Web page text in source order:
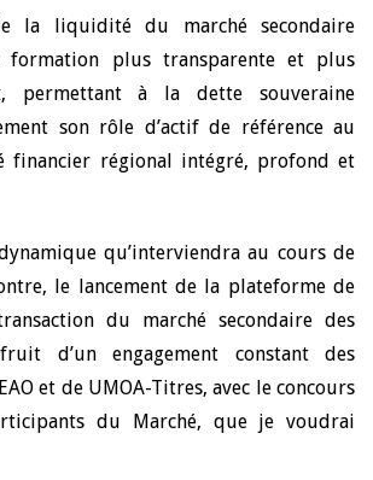
la liquidité du marché secondaire
formation plus transparente et plus
permettant à la dette souveraine
son rôle d’actif de référence au
financier régional intégré, profond et
qu’interviendra au cours de
le lancement de la plateforme de
du marché secondaire des
d’un engagement constant des
et de UMOA-Titres, avec le concours
du Marché, que je voudrai